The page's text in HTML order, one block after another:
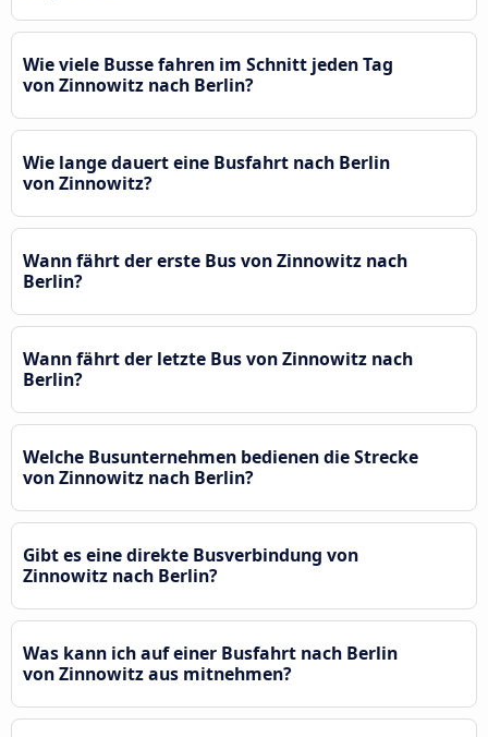
Wie viele Busse fahren im Schnitt jeden Tag
von Zinnowitz nach Berlin?
Wie lange dauert eine Busfahrt nach Berlin
von Zinnowitz?
Wann fährt der erste Bus von Zinnowitz nach
Berlin?
Wann fährt der letzte Bus von Zinnowitz nach
Berlin?
Welche Busunternehmen bedienen die Strecke
von Zinnowitz nach Berlin?
Gibt es eine direkte Busverbindung von
Zinnowitz nach Berlin?
Was kann ich auf einer Busfahrt nach Berlin
von Zinnowitz aus mitnehmen?